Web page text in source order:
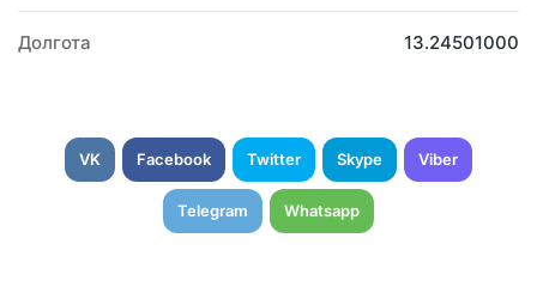
Долгота 13.24501000
VK Facebook Twitter Skype Viber
Telegram Whatsapp